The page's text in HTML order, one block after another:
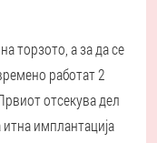
торзото, а за да се
работат 2
отсекува дел
имплантација